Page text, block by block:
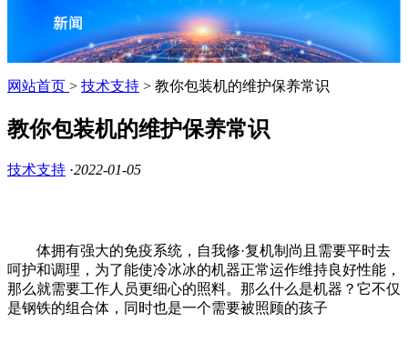
网站首页 > 技术支持 > 教你包装机的维护保养常识
教你包装机的维护保养常识
技术支持 ·2022-01-05
体拥有强大的免疫系统，自我修·复机制尚且需要平时去
呵护和调理，为了能使冷冰冰的机器正常运作维持良好性能，
那么就需要工作人员更细心的照料。那么什么是机器？它不仅
是钢铁的组合体，同时也是一个需要被照顾的孩子